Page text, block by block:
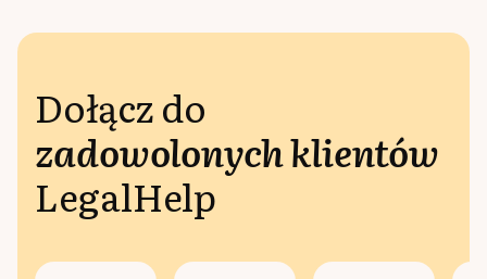
Dołącz do
zadowolonych klientów
LegalHelp